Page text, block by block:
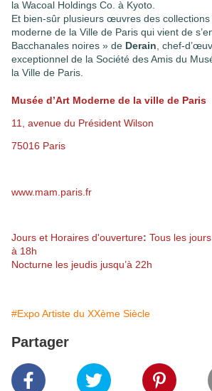
la Wacoal Holdings Co. à Kyoto.
Et bien-sûr plusieurs œuvres des collections
moderne de la Ville de Paris qui vient de
Bacchanales noires » de Derain , chef-
exceptionnel de la Société des Amis du
la Ville de Paris.
Musée d’Art Moderne de la ville de Paris
11, avenue du Président Wilson
75016 Paris
www.mam.paris.fr
Jours et Horaires d'ouverture: Tous les
à 18h
Nocturne les jeudis jusqu’à 22h
#Expo Artiste du XXème Siècle
Partager